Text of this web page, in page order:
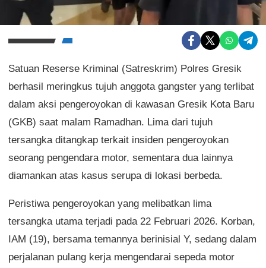
Satuan Reserse Kriminal (Satreskrim) Polres Gresik
berhasil meringkus tujuh anggota gangster yang terlibat
dalam aksi pengeroyokan di kawasan Gresik Kota Baru
(GKB) saat malam Ramadhan. Lima dari tujuh
tersangka ditangkap terkait insiden pengeroyokan
seorang pengendara motor, sementara dua lainnya
diamankan atas kasus serupa di lokasi berbeda.
Peristiwa pengeroyokan yang melibatkan lima
tersangka utama terjadi pada 22 Februari 2026. Korban,
IAM (19), bersama temannya berinisial Y, sedang dalam
perjalanan pulang kerja mengendarai sepeda motor